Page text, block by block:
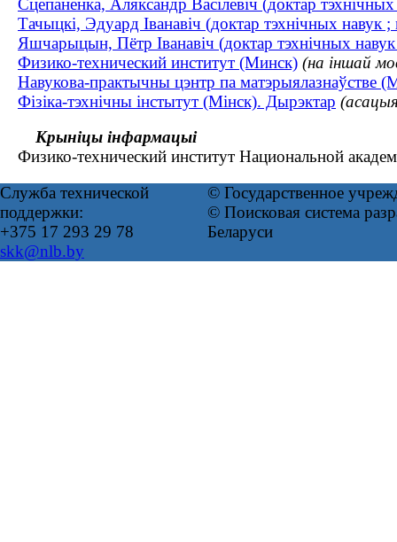
Тачыцкі, Эдуард Іванавіч (доктар тэхнічных
Яшчарыцын, Пётр Іванавіч (доктар тэхнічных
Физико-технический институт (Минск) (на іншай
Навукова-практычны цэнтр па матэрыялазнаўстве
Фізіка-тэхнічны інстытут (Мінск). Дырэктар
Крыніцы інфармацыі
Физико-технический институт Национальной
Служба технической
поддержки:
+375 17 293 29 78
skk@nlb.by
© Государственное
© Поисковая система
Беларуси